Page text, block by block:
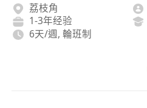
荔枝角
1-3年经验
6天/週, 輪班制